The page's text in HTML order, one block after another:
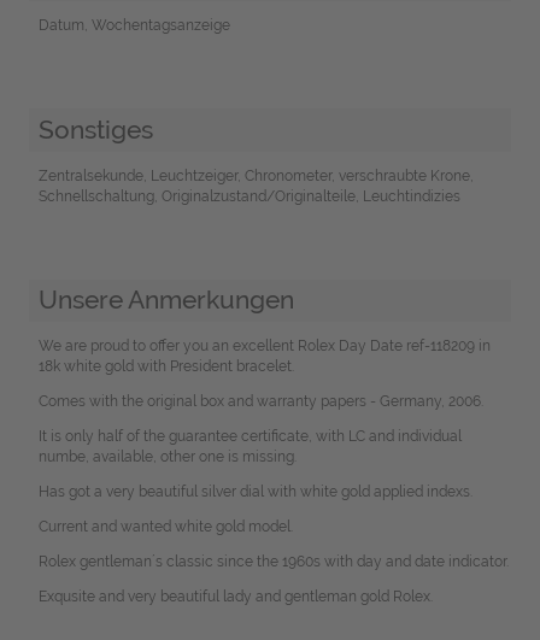
Datum, Wochentagsanzeige
Sonstiges
Zentralsekunde, Leuchtzeiger, Chronometer, verschraubte Krone,
Schnellschaltung, Originalzustand/Originalteile, Leuchtindizies
Unsere Anmerkungen
We are proud to offer you an excellent Rolex Day Date ref-118209 in
18k white gold with President bracelet.
Comes with the original box and warranty papers - Germany, 2006.
It is only half of the guarantee certificate, with LC and individual
numbe, available, other one is missing.
Has got a very beautiful silver dial with white gold applied indexs.
Current and wanted white gold model.
Rolex gentleman´s classic since the 1960s with day and date indicator.
Exqusite and very beautiful lady and gentleman gold Rolex.